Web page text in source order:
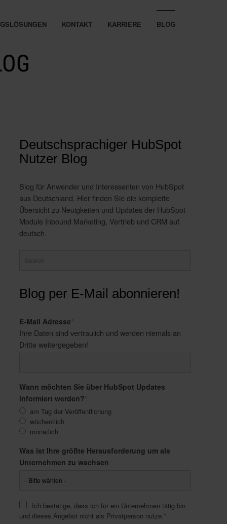
KONTAKT KARRIERE BLOG
Deutschsprachiger HubSpot
Nutzer Blog
Blog für Anwender und Interessenten von HubSpot
aus Deutschland. Hier finden Sie die komplette
Übersicht zu Neuigkeiten und Updates der HubSpot
Module Inbound Marketing, Vertrieb und CRM auf
deutsch.
Blog per E-Mail abonnieren!
E-Mail Adresse*
Ihre Daten sind vertraulich und werden niemals an
Dritte weitergegeben!
Wann möchten Sie über HubSpot Updates
informiert werden?*
am Tag der Veröffentlichung
wöchentlich
monatlich
Was ist Ihre größte Herausforderung um als
Unternehmen zu wachsen
Ich bestätige, dass ich für ein Unternehmen tätig bin
und dieses Angebot nicht als Privatperson nutze. *